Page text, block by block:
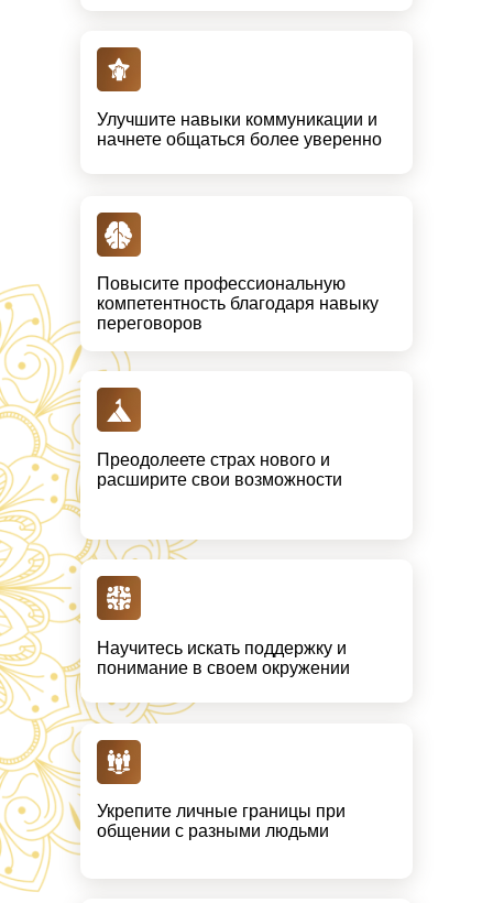
Улучшите навыки коммуникации и
начнете общаться более уверенно
Повысите профессиональную
компетентность благодаря навыку
переговоров
Преодолеете страх нового и
расширите свои возможности
Научитесь искать поддержку и
понимание в своем окружении
Укрепите личные границы при
общении с разными людьми